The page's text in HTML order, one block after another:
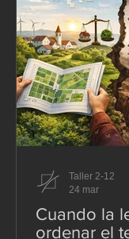
2016, dejó al
cifra que luego
actualizaciones
80.000
en vivienda, equ
Cuando la
ordenar el
Taller 2-12
24 mar